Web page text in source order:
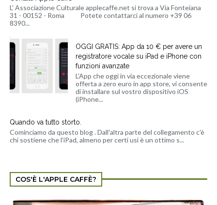
L' Associazione Culturale applecaffe.net si trova a Via Fonteiana
31 - 00152 - Roma Potete contattarci al numero +39 06
8390...
OGGI GRATIS: App da 10 € per avere un
registratore vocale su iPad e iPhone con
funzioni avanzate
L'App che oggi in via eccezionale viene
offerta a zero euro in app store, vi consente
di installare sul vostro dispositivo iOS
(iPhone...
Quando va tutto storto.
Cominciamo da questo blog . Dall'altra parte del collegamento c'è
chi sostiene che l'iPad, almeno per certi usi è un ottimo s...
COS'È L'APPLE CAFFÈ?